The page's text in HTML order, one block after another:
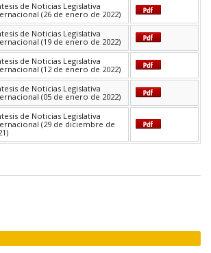
de Noticias Legislativa
(26 de enero de 2022)
de Noticias Legislativa
(19 de enero de 2022)
de Noticias Legislativa
(12 de enero de 2022)
de Noticias Legislativa
(05 de enero de 2022)
de Noticias Legislativa
(29 de diciembre de